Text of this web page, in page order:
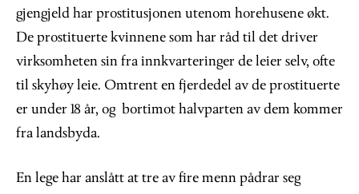
gjengjeld har prostitusjonen utenom horehusene økt.
De prostituerte kvinnene som har råd til det driver
virksomheten sin fra innkvarteringer de leier selv, ofte
til skyhøy leie. Omtrent en fjerdedel av de prostituerte
er under 18 år, og bortimot halvparten av dem kommer
fra landsbyda.
En lege har anslått at tre av fire menn pådrar seg